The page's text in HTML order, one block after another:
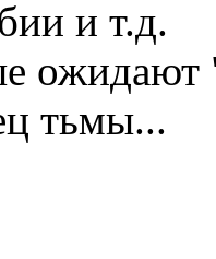
и т.д.
ожидают
тьмы...